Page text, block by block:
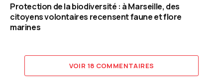
Protection de la biodiversité : à Marseille, des
citoyens volontaires recensent faune et flore
marines
VOIR 18 COMMENTAIRES